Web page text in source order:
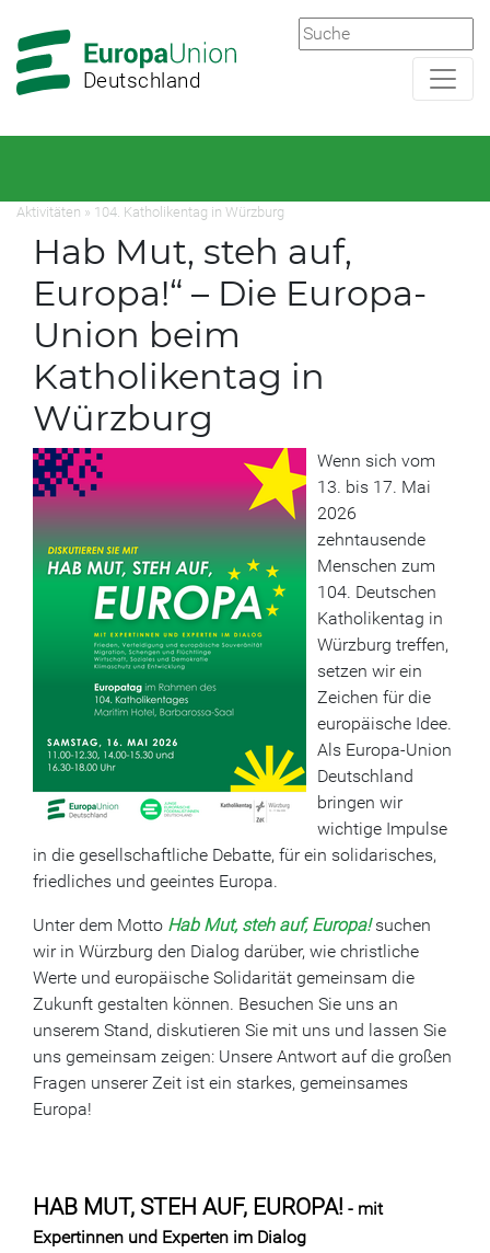
Hauptnavigation
Hauptbereich
Deutschland
Aktivitäten » 104. Katholikentag in Würzburg
Hab Mut, steh auf,
Europa!“ – Die Europa-
Union beim
Katholikentag in
Würzburg
Wenn sich vom
13. bis 17. Mai
2026
zehntausende
Menschen zum
104. Deutschen
Katholikentag in
Würzburg treffen,
setzen wir ein
Zeichen für die
europäische Idee.
Als Europa-Union
Deutschland
bringen wir
wichtige Impulse
in die gesellschaftliche Debatte, für ein solidarisches,
friedliches und geeintes Europa.
Unter dem Motto Hab Mut, steh auf, Europa!suchen
wir in Würzburg den Dialog darüber, wie christliche
Werte und europäische Solidarität gemeinsam die
Zukunft gestalten können. Besuchen Sie uns an
unserem Stand, diskutieren Sie mit uns und lassen Sie
uns gemeinsam zeigen: Unsere Antwort auf die großen
Fragen unserer Zeit ist ein starkes, gemeinsames
Europa!
HAB MUT, STEH AUF, EUROPA! - mit
Expertinnen und Experten im Dialog